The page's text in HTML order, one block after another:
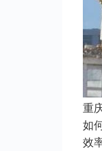
重
如
效